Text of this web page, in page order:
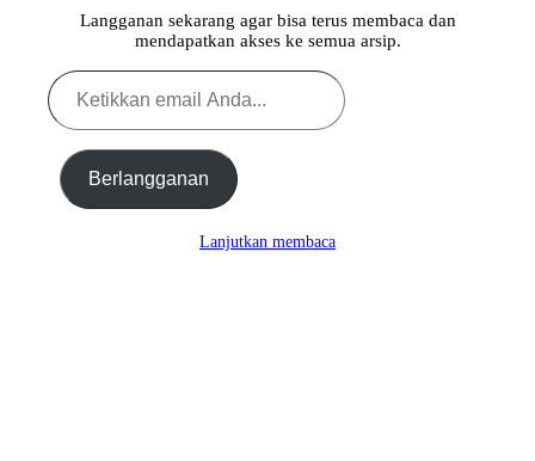
Langganan sekarang agar bisa terus membaca dan
mendapatkan akses ke semua arsip.
Ketikkan
email
Anda...
Berlangganan
Lanjutkan membaca